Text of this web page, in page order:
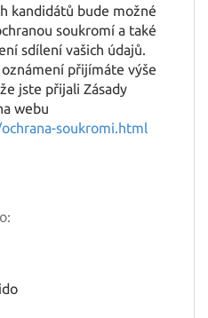
kandidátů bude možné
soukromí a také
sdílení vašich údajů.
přijímáte výše
jste přijali Zásady
webu
soukromi.html